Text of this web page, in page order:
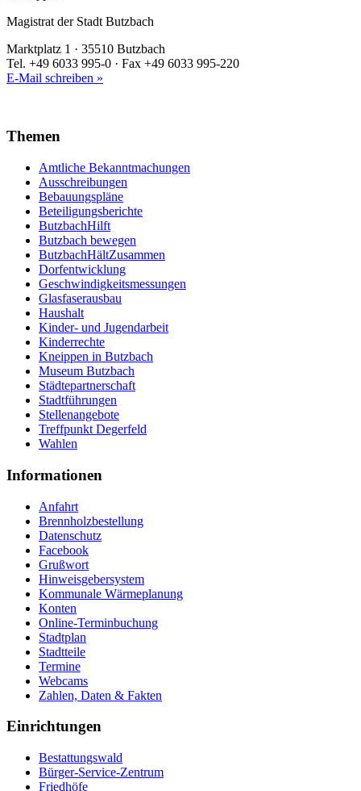
Magistrat der Stadt Butzbach
Marktplatz 1 · 35510 Butzbach
Tel. +49 6033 995-0 · Fax +49 6033 995-220
E-Mail schreiben »
Themen
Amtliche Bekanntmachungen
Ausschreibungen
Bebauungspläne
Beteiligungsberichte
ButzbachHilft
Butzbach bewegen
ButzbachHältZusammen
Dorfentwicklung
Geschwindigkeitsmessungen
Glasfaserausbau
Haushalt
Kinder- und Jugendarbeit
Kinderrechte
Kneippen in Butzbach
Museum Butzbach
Städtepartnerschaft
Stadtführungen
Stellenangebote
Treffpunkt Degerfeld
Wahlen
Informationen
Anfahrt
Brennholzbestellung
Datenschutz
Facebook
Grußwort
Hinweisgebersystem
Kommunale Wärmeplanung
Konten
Online-Terminbuchung
Stadtplan
Stadtteile
Termine
Webcams
Zahlen, Daten & Fakten
Einrichtungen
Bestattungswald
Bürger-Service-Zentrum
Friedhöfe